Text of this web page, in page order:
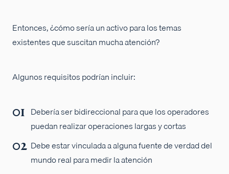
Entonces, ¿cómo sería un activo para los temas
existentes que suscitan mucha atención?
Algunos requisitos podrían incluir:
Debería ser bidireccional para que los operadores
puedan realizar operaciones largas y cortas
Debe estar vinculada a alguna fuente de verdad del
mundo real para medir la atención